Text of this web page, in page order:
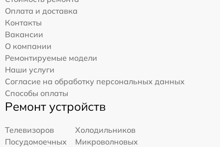
Оплата и доставка
Контакты
Вакансии
О компании
Ремонтируемые модели
Наши услуги
Согласие на обработку персональных данных
Способы оплаты
Ремонт устройств
Телевизоров
Холодильников
Посудомоечных
Микроволновых